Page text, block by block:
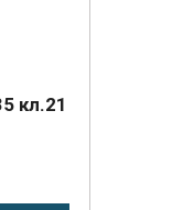
кл.21